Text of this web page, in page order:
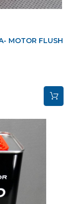
MOTOR FLUSH